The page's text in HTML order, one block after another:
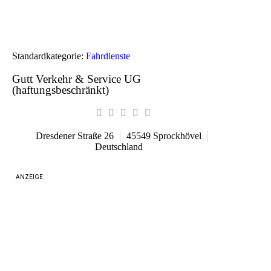
Standardkategorie: Fahrdienste
Gutt Verkehr & Service UG
(haftungsbeschränkt)
Dresdener Straße 26 45549 Sprockhövel
Deutschland
ANZEIGE